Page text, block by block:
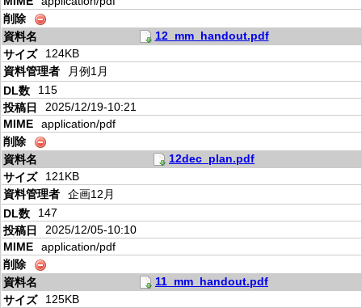
12_mm_handout.pdf
124KB
月例1月
115
2025/12/19-10:21
application/pdf
12dec_plan.pdf
121KB
企画12月
147
2025/12/05-10:10
application/pdf
11_mm_handout.pdf
125KB